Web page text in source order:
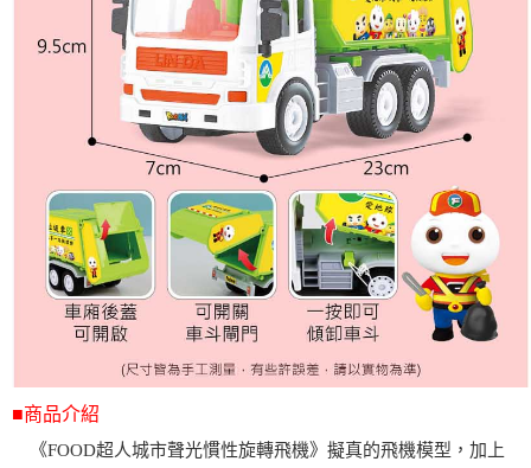
■商品介紹
《FOOD超人城市聲光慣性旋轉飛機》擬真的飛機模型，加上